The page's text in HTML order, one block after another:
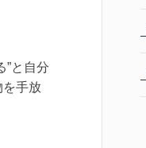
”と自分
を手放